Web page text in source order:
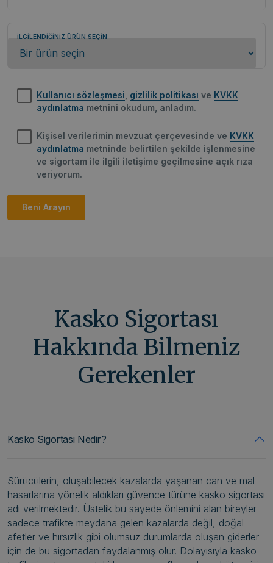
İLGİLENDİĞİNİZ ÜRÜN SEÇİN
Kullanıcı sözleşmesi gizlilik politikası ve KVKK
aydınlatma metnini okudum, anladım.
Kişisel verilerimin mevzuat çerçevesinde ve KVKK
aydınlatma metninde belirtilen şekilde işlenmesine
ve sigortam ile ilgili iletişime geçilmesine açık rıza
veriyorum.
Kasko Sigortası
Hakkında Bilmeniz
Gerekenler
Kasko Sigortası Nedir?
Sürücülerin, oluşabilecek kazalarda yaşanan can ve mal
hasarlarına yönelik aldıkları güvence türüne kasko sigortası
adı verilmektedir. Üstelik bu sayede önlemini alan bireyler
sadece trafikte meydana gelen kazalarda değil, doğal
afetler ve hırsızlık gibi olumsuz durumlarda oluşan giderler
için de bu sigortadan faydalanmış olur. Dolayısıyla kasko